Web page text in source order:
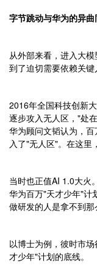
字节跳动与华为的异曲
从外部来看，进入大
到了迫切需要依赖关键
2016年全国科技创新
逐步攻入无人区，"处
华为顾问文韬认为，
入了"无人区"。在这里
当时也正值AI 1.0大火
华为百万"天才少年"计
做研发的人是拿不到那
以博士为例，彼时市
才少年"计划的底线。